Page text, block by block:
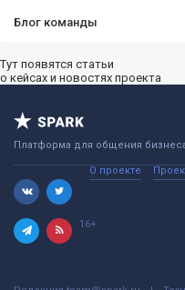
Блог команды
Тут появятся статьи
о кейсах и новостях проекта
Платформа для общения
О проекте
16+